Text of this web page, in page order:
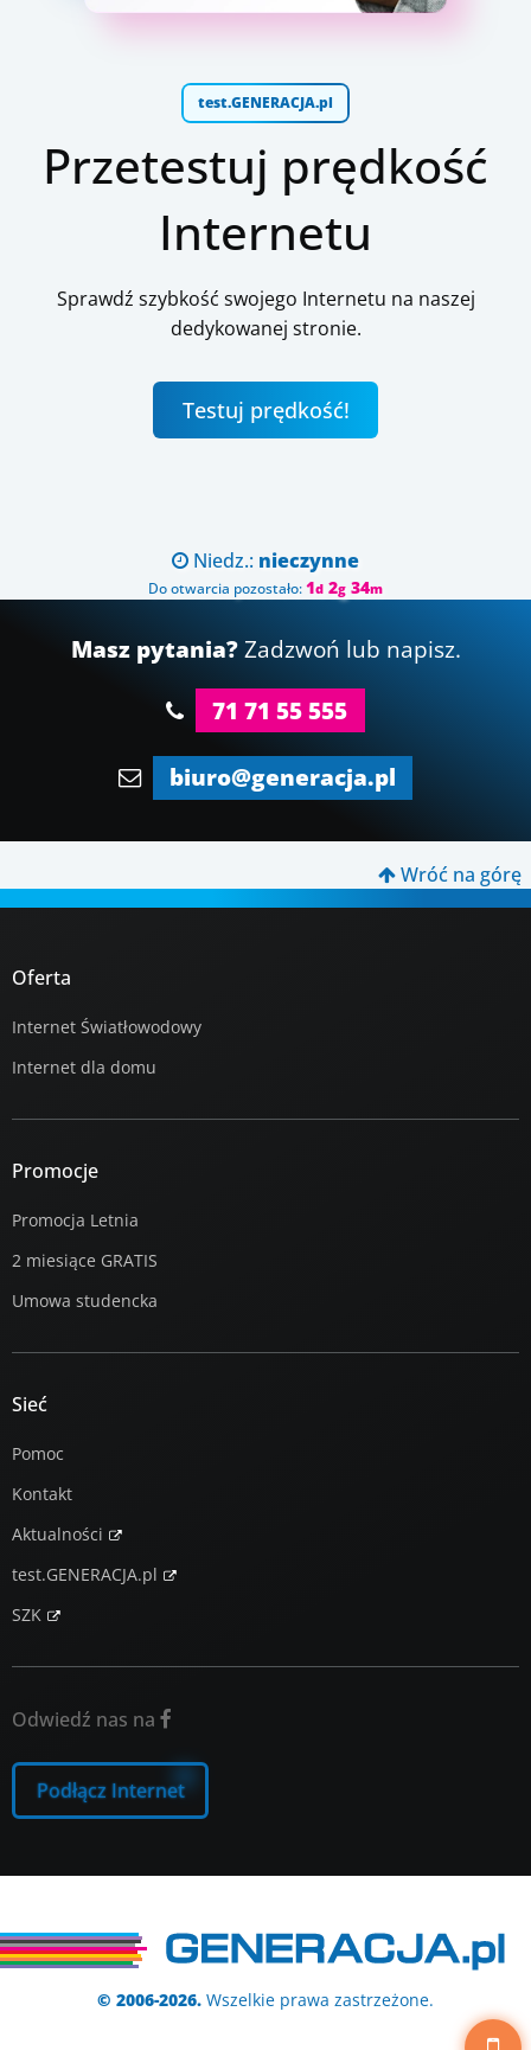
test.GENERACJA.pl
Przetestuj prędkość
Internetu
Sprawdź szybkość swojego Internetu na naszej
dedykowanej stronie.
Testuj prędkość!
 Niedz.: nieczynne
Do otwarcia pozostało:1d 2g 34m
Masz pytania?Zadzwoń lub napisz.
71 71 55 555
biuro@generacja.pl
 Wróć na górę
Oferta
Internet Światłowodowy
Internet dla domu
Promocje
Promocja Letnia
2 miesiące GRATIS
Umowa studencka
Sieć
Pomoc
Kontakt
Aktualności
test.GENERACJA.pl
SZK
Odwiedź nas na 
Podłącz Internet
© 2006-2026. Wszelkie prawa zastrzeżone.